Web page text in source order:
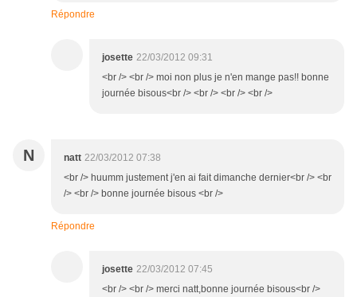
Répondre
josette 22/03/2012 09:31
<br /> <br /> moi non plus je n'en mange pas!! bonne
journée bisous<br /> <br /> <br /> <br />
N natt 22/03/2012 07:38
<br /> huumm justement j'en ai fait dimanche dernier<br /> <br
/> <br /> bonne journée bisous <br />
Répondre
josette 22/03/2012 07:45
<br /> <br /> merci natt,bonne journée bisous<br />